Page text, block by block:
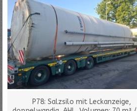
P78: Salzsilo mit Leckanzeige,